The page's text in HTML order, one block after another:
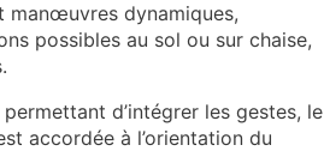
manœuvres dynamiques,
possibles au sol ou sur chaise,
permettant d’intégrer les gestes, le
accordée à l’orientation du